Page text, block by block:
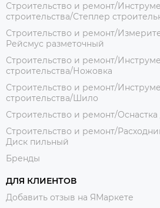
Строительство и ремонт/
строительства/Степлер
Строительство и ремонт/
Рейсмус разметочный
Строительство и ремонт/
строительства/Ножовка
Строительство и ремонт/
строительства/Шило
Строительство и ремонт/
Строительство и ремонт/
Диск пильный
Бренды
ДЛЯ КЛИЕНТОВ
Добавить отзыв на ЯМаркете